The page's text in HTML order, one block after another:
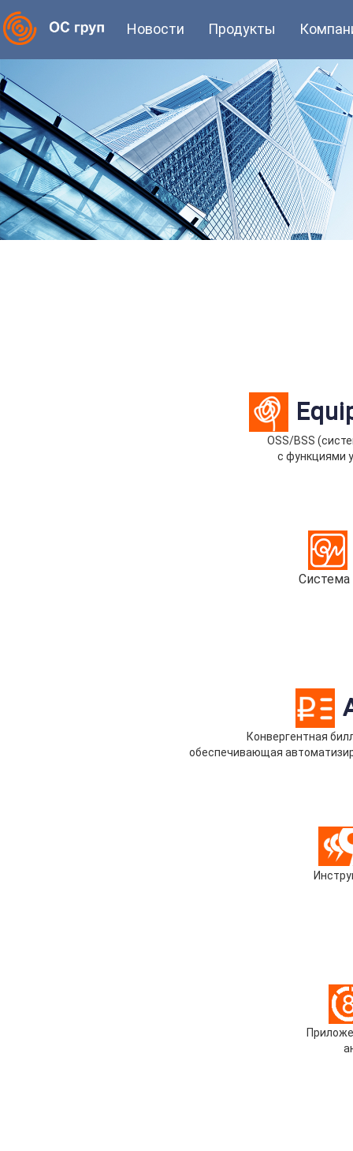
Новости Продукты
OSS/BSS
с функциями
Система
Конвергентная
обеспечивающая